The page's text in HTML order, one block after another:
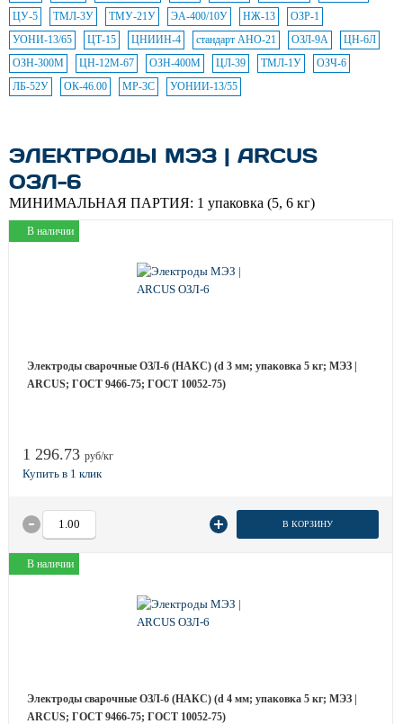
ЦУ-5
ТМЛ-3У ТМУ-21У ЭА-400/10У НЖ-13
ОЗР-1
УОНИ-13/65
ЦТ-15 ЦНИИН-4 стандарт АНО-21 ОЗЛ-9А
ЦН-6Л
ОЗН-300М
ЦН-12М-67 ОЗН-400М ЦЛ-39 ТМЛ-1У
ОЗЧ-6
ЛБ-52У
ОК-46.00 МР-3С УОНИИ-13/55
ЭЛЕКТРОДЫ МЭЗ | ARCUS
ОЗЛ-6
МИНИМАЛЬНАЯ ПАРТИЯ: 1 упаковка (5, 6 кг)
В наличии
Электроды сварочные ОЗЛ-6 (НАКС) (d 3 мм; упаковка 5 кг; МЭЗ |
ARCUS; ГОСТ 9466-75; ГОСТ 10052-75)
1 296.73 руб/кг
В КОРЗИНУ
В наличии
Электроды сварочные ОЗЛ-6 (НАКС) (d 4 мм; упаковка 5 кг; МЭЗ |
ARCUS; ГОСТ 9466-75; ГОСТ 10052-75)